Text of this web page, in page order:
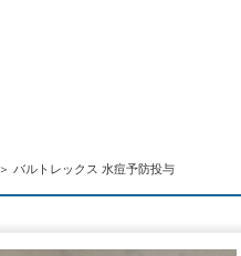
＞ バルトレックス 水痘予防投与